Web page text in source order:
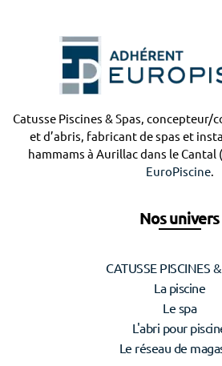
Catusse Piscines & Spas, concepteur/
et d’abris, fabricant de spas et
hammams à Aurillac dans le Cantal
EuroPiscine.
Nos univers
CATUSSE PISCINES
La piscine
Le spa
L'abri pour
Le réseau de